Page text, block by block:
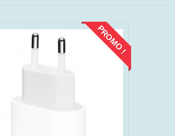
PROMO !